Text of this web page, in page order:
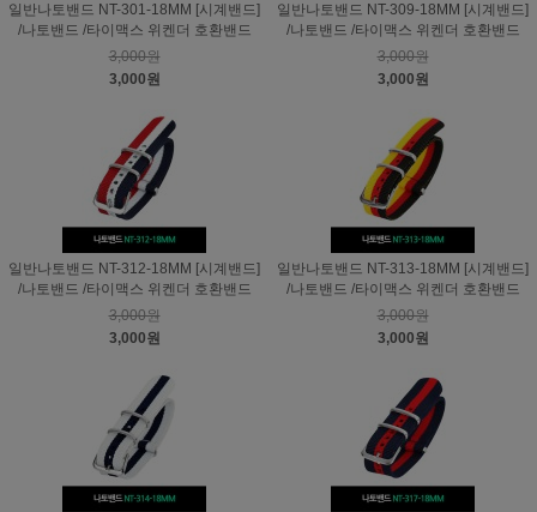
일반나토밴드 NT-301-18MM [시계밴드]
/나토밴드 /타이맥스 위켄더 호환밴드
3,000원
3,000원
일반나토밴드 NT-309-18MM [시계밴드]
/나토밴드 /타이맥스 위켄더 호환밴드
3,000원
3,000원
일반나토밴드 NT-312-18MM [시계밴드]
/나토밴드 /타이맥스 위켄더 호환밴드
3,000원
3,000원
일반나토밴드 NT-313-18MM [시계밴드]
/나토밴드 /타이맥스 위켄더 호환밴드
3,000원
3,000원